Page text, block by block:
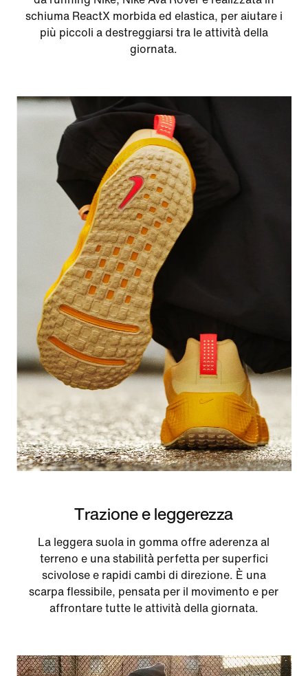
schiuma ReactX morbida ed elastica, per aiutare i
più piccoli a destreggiarsi tra le attività della
giornata.
Trazione e leggerezza
La leggera suola in gomma offre aderenza al
terreno e una stabilità perfetta per superfici
scivolose e rapidi cambi di direzione. È una
scarpa flessibile, pensata per il movimento e per
affrontare tutte le attività della giornata.